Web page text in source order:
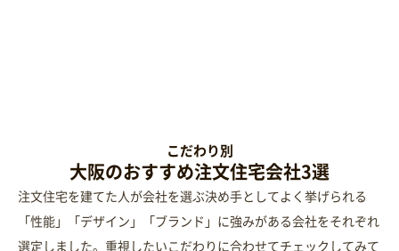
こだわり別
大阪のおすすめ注文住宅会社3選
注文住宅を建てた人が会社を選ぶ決め手としてよく挙げられる
「性能」「デザイン」「ブランド」に強みがある会社をそれぞれ
選定しました。重視したいこだわりに合わせてチェックしてみて